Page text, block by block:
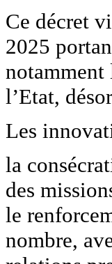
Ce décret
2025
notamment
l’Etat,
Les
la
des
le
nombre,